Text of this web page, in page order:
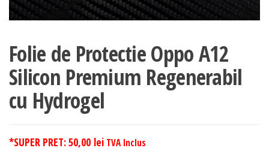
Folie de Protectie Oppo A12
Silicon Premium Regenerabil
cu Hydrogel
*SUPER PRET:50,00 lei TVA Inclus